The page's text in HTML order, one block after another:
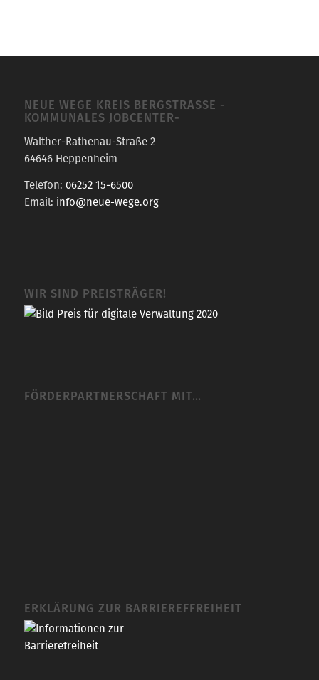
NEUE WEGE KREIS BERGSTRASSE -K
OMMUNALES JOBCENTER-
Walther-Rathenau-Straße 2
64646 Heppenheim
Telefon: 06252 15-6500
Email: info@neue-wege.org
WIR SIND PREISTRÄGER!
FÖRDERPARTNERSCHAFT MIT…
ERKLÄRUNG ZUR BARRIEREFFREIHEIT